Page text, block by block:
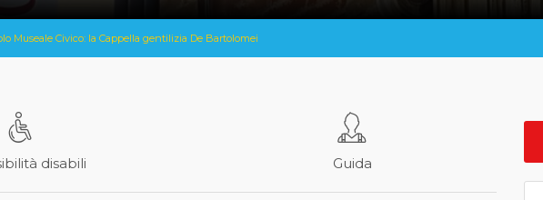
Museale Civico: la Cappella gentilizia De Bartolomei
disabili Guida